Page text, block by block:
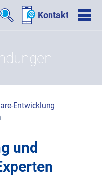
Kontakt
Entwicklung
und